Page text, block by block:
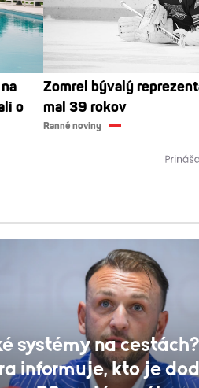
o
Zomrel bývalý
mal 39 rokov
Ranné noviny
systémy na
informuje, kto je